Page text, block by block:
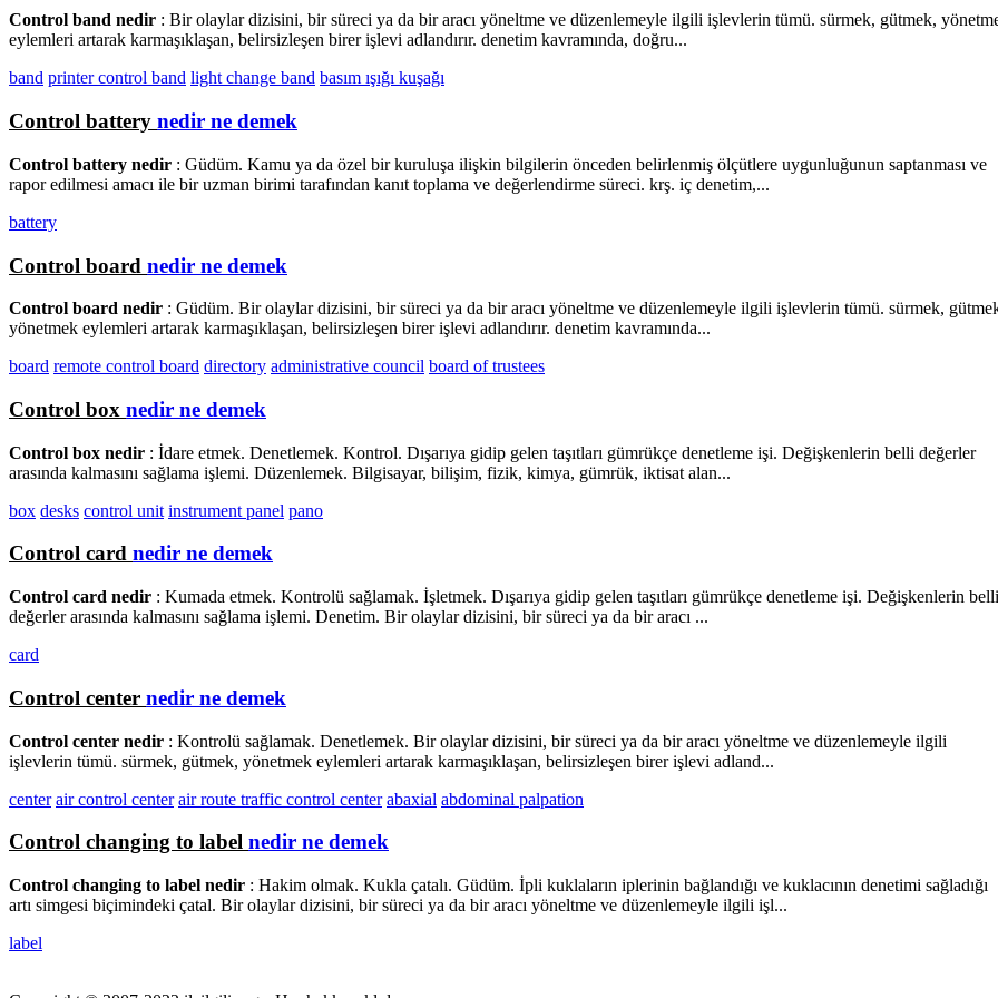
Control band nedir : Bir olaylar dizisini, bir süreci ya da bir aracı yöneltme ve düzenlemeyle ilgili işlevlerin tümü. sürmek, gütmek,
eylemleri artarak karmaşıklaşan, belirsizleşen birer işlevi adlandırır. denetim kavramında, doğru...
band printer control band light change band basım ışığı kuşağı
Control battery nedir ne demek
Control battery nedir : Güdüm. Kamu ya da özel bir kuruluşa ilişkin bilgilerin önceden belirlenmiş ölçütlere uygunluğunun saptanması ve
rapor edilmesi amacı ile bir uzman birimi tarafından kanıt toplama ve değerlendirme süreci. krş. iç denetim,...
battery
Control board nedir ne demek
Control board nedir : Güdüm. Bir olaylar dizisini, bir süreci ya da bir aracı yöneltme ve düzenlemeyle ilgili işlevlerin tümü. sürmek,
yönetmek eylemleri artarak karmaşıklaşan, belirsizleşen birer işlevi adlandırır. denetim kavramında...
board remote control board directory administrative council board of trustees
Control box nedir ne demek
Control box nedir : İdare etmek. Denetlemek. Kontrol. Dışarıya gidip gelen taşıtları gümrükçe denetleme işi. Değişkenlerin belli değerler
arasında kalmasını sağlama işlemi. Düzenlemek. Bilgisayar, bilişim, fizik, kimya, gümrük, iktisat alan...
box desks control unit instrument panel pano
Control card nedir ne demek
Control card nedir : Kumada etmek. Kontrolü sağlamak. İşletmek. Dışarıya gidip gelen taşıtları gümrükçe denetleme işi. Değişkenlerin belli
değerler arasında kalmasını sağlama işlemi. Denetim. Bir olaylar dizisini, bir süreci ya da bir aracı ...
card
Control center nedir ne demek
Control center nedir : Kontrolü sağlamak. Denetlemek. Bir olaylar dizisini, bir süreci ya da bir aracı yöneltme ve düzenlemeyle ilgili
işlevlerin tümü. sürmek, gütmek, yönetmek eylemleri artarak karmaşıklaşan, belirsizleşen birer işlevi adland...
center air control center air route traffic control center abaxial abdominal palpation
Control changing to label nedir ne demek
Control changing to label nedir : Hakim olmak. Kukla çatalı. Güdüm. İpli kuklaların iplerinin bağlandığı ve kuklacının denetimi sağladığı
artı simgesi biçimindeki çatal. Bir olaylar dizisini, bir süreci ya da bir aracı yöneltme ve düzenlemeyle ilgili işl...
label